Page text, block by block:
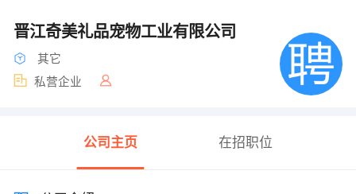
晋江奇美礼品宠物工业有限公司
其它
私营企业
公司主页 在招职位